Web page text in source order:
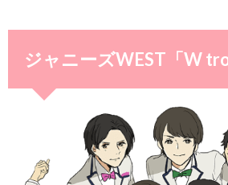
ジャニーズWEST「W